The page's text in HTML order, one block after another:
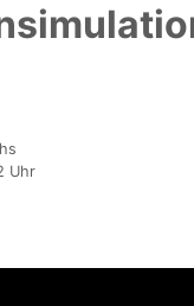
Uhr